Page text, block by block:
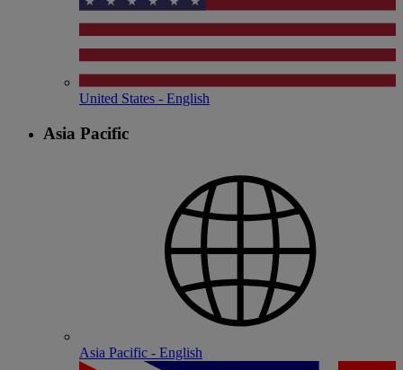
United States - English
Asia Pacific
Asia Pacific - English